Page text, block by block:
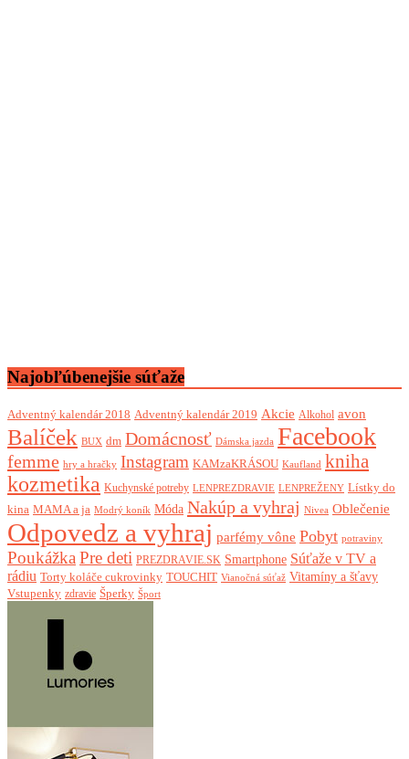
Najobľúbenejšie súťaže
Adventný kalendár 2018 Adventný kalendár 2019 Akcie Alkohol avon
Balíček BUX dm Domácnosť Dámska jazda Facebook
femme hry a hračky Instagram KAMzaKRÁSOU Kaufland kniha
kozmetika Kuchynské potreby LENPREZDRAVIE LENPREŽENY Lístky do
kina MAMA a ja Modrý koník Móda Nakúp a vyhraj Nivea Oblečenie
Odpovedz a vyhraj parfémy vône Pobyt potraviny
PoukážkaPre deti PREZDRAVIE.SK Smartphone Súťaže v TV a
rádiu Torty koláče cukrovinky TOUCHIT Vianočná súťaž Vitamíny a šťavy
Vstupenky zdravie Šperky Šport